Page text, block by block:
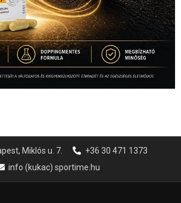
Miklós u. 7.
+36 30 471 1373
info (kukac) sportime.hu